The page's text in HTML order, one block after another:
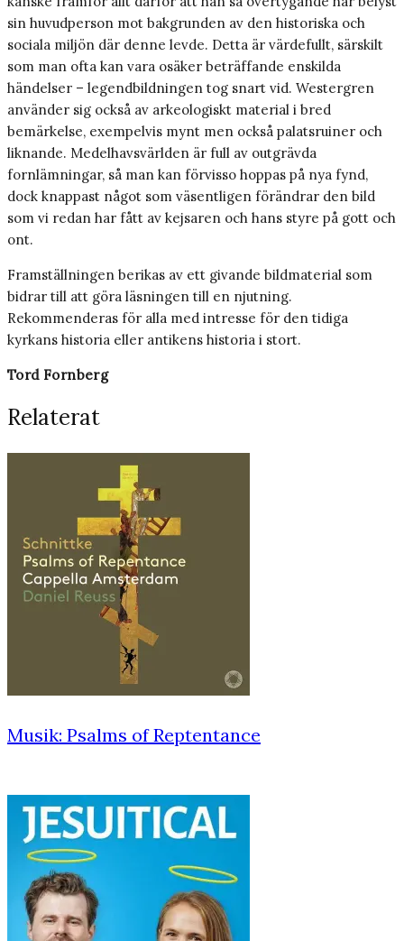
sin huvudperson mot bakgrunden av den historiska och
sociala miljön där denne levde. Detta är värdefullt, särskilt
som man ofta kan vara osäker beträffande enskilda
händelser – legendbildningen tog snart vid. Westergren
använder sig också av arkeologiskt material i bred
bemärkelse, exempelvis mynt men också palatsruiner och
liknande. Medelhavsvärlden är full av outgrävda
fornlämningar, så man kan förvisso hoppas på nya fynd,
dock knappast något som väsentligen förändrar den bild
som vi redan har fått av kejsaren och hans styre på gott och
ont.
Framställningen berikas av ett givande bildmaterial som
bidrar till att göra läsningen till en njutning.
Rekommenderas för alla med intresse för den tidiga
kyrkans historia eller antikens historia i stort.
Tord Fornberg
Relaterat
Musik: Psalms of Reptentance